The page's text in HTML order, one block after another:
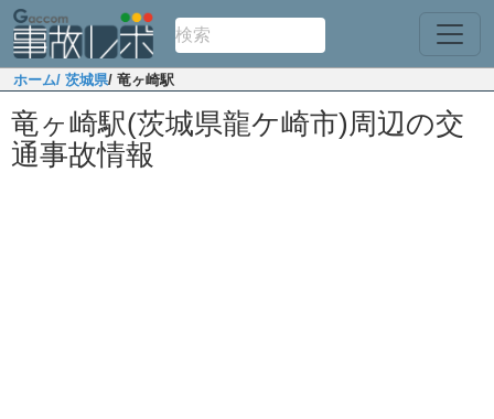
ホーム/ 茨城県/ 竜ヶ崎駅
竜ヶ崎駅(茨城県龍ケ崎市)周辺の交
通事故情報